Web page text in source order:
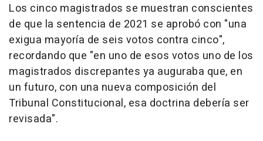
Los cinco magistrados se muestran conscientes
de que la sentencia de 2021 se aprobó con "una
exigua mayoría de seis votos contra cinco",
recordando que "en uno de esos votos uno de los
magistrados discrepantes ya auguraba que, en
un futuro, con una nueva composición del
Tribunal Constitucional, esa doctrina debería ser
revisada".